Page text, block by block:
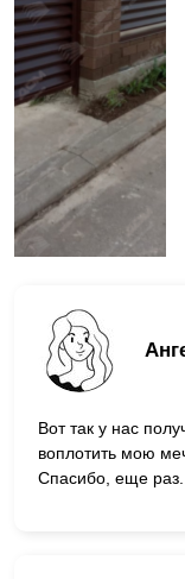
Вот так у нас
воплотить мою
Спасибо, еще раз.